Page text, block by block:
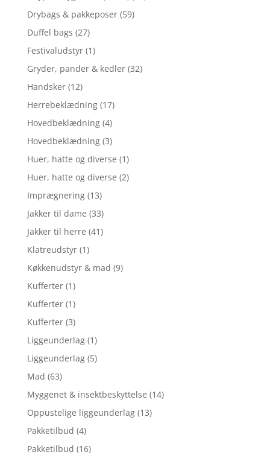
Drybags & pakkeposer (59)
Duffel bags (27)
Festivaludstyr (1)
Gryder, pander & kedler (32)
Handsker (12)
Herrebeklædning (17)
Hovedbeklædning (4)
Hovedbeklædning (3)
Huer, hatte og diverse (1)
Huer, hatte og diverse (2)
Imprægnering (13)
Jakker til dame (33)
Jakker til herre (41)
Klatreudstyr (1)
Køkkenudstyr & mad (9)
Kufferter (1)
Kufferter (1)
Kufferter (3)
Liggeunderlag (1)
Liggeunderlag (5)
Mad (63)
Myggenet & insektbeskyttelse (14)
Oppustelige liggeunderlag (13)
Pakketilbud (4)
Pakketilbud (16)